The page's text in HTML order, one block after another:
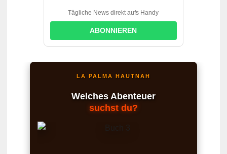
Tägliche News direkt aufs Handy
ABONNIEREN
LA PALMA HAUTNAH
Welches Abenteuer
suchst du?